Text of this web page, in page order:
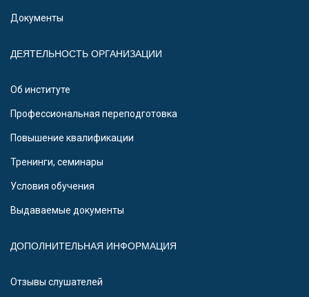
Документы
ДЕЯТЕЛЬНОСТЬ ОРГАНИЗАЦИИ
Об институте
Профессиональная переподготовка
Повышение квалификации
Тренинги, семинары
Условия обучения
Выдаваемые документы
ДОПОЛНИТЕЛЬНАЯ ИНФОРМАЦИЯ
Отзывы слушателей